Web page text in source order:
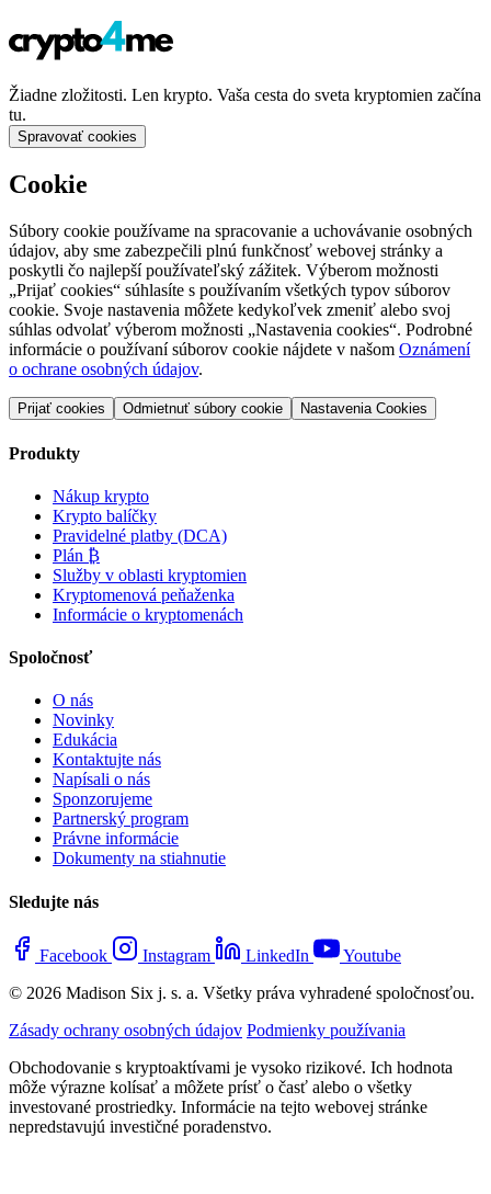
Žiadne zložitosti. Len krypto. Vaša cesta do sveta kryptomien začína
tu.
Spravovať cookies
Cookie
Súbory cookie používame na spracovanie a uchovávanie osobných
údajov, aby sme zabezpečili plnú funkčnosť webovej stránky a
poskytli čo najlepší používateľský zážitek. Výberom možnosti
„Prijať cookies“ súhlasíte s používaním všetkých typov súborov
cookie. Svoje nastavenia môžete kedykoľvek zmeniť alebo svoj
súhlas odvolať výberom možnosti „Nastavenia cookies“. Podrobné
informácie o používaní súborov cookie nájdete v našom Oznámení
o ochrane osobných údajov.
Prijať cookies Odmietnuť súbory cookie Nastavenia Cookies
Produkty
Nákup krypto
Krypto balíčky
Pravidelné platby (DCA)
Plán ₿
Služby v oblasti kryptomien
Kryptomenová peňaženka
Informácie o kryptomenách
Spoločnosť
O nás
Novinky
Edukácia
Kontaktujte nás
Napísali o nás
Sponzorujeme
Partnerský program
Právne informácie
Dokumenty na stiahnutie
Sledujte nás
Facebook Instagram LinkedIn
Youtube
© 2026 Madison Six j. s. a. Všetky práva vyhradené spoločnosťou.
Zásady ochrany osobných údajov Podmienky používania
Obchodovanie s kryptoaktívami je vysoko rizikové. Ich hodnota
môže výrazne kolísať a môžete prísť o časť alebo o všetky
investované prostriedky. Informácie na tejto webovej stránke
nepredstavujú investičné poradenstvo.